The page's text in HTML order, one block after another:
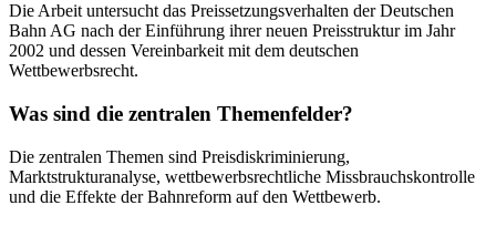
Die Arbeit untersucht das Preissetzungsverhalten der Deutschen
Bahn AG nach der Einführung ihrer neuen Preisstruktur im Jahr
2002 und dessen Vereinbarkeit mit dem deutschen
Wettbewerbsrecht.
Was sind die zentralen Themenfelder?
Die zentralen Themen sind Preisdiskriminierung,
Marktstrukturanalyse, wettbewerbsrechtliche Missbrauchskontrolle
und die Effekte der Bahnreform auf den Wettbewerb.